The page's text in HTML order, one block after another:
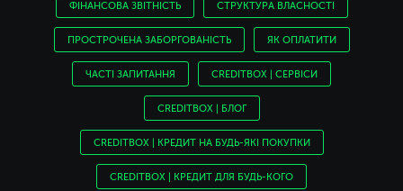
ФІНАНСОВА ЗВІТНІСТЬ СТРУКТУРА ВЛАСНОСТІ
ПРОСТРОЧЕНА ЗАБОРГОВАНІСТЬ ЯК ОПЛАТИТИ
ЧАСТІ ЗАПИТАННЯ CREDITBOX | СЕРВІСИ
CREDITBOX | БЛОГ
CREDITBOX | КРЕДИТ НА БУДЬ-ЯКІ ПОКУПКИ
CREDITBOX | КРЕДИТ ДЛЯ БУДЬ-КОГО